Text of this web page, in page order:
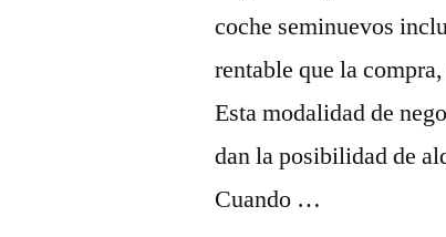
coche seminuevos
rentable que la
Esta modalidad de
dan la posibilidad de
Cuando …